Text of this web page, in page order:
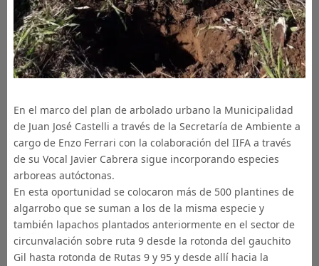
En el marco del plan de arbolado urbano la Municipalidad
de Juan José Castelli a través de la Secretaría de Ambiente a
cargo de Enzo Ferrari con la colaboración del IIFA a través
de su Vocal Javier Cabrera sigue incorporando especies
arboreas autóctonas.
En esta oportunidad se colocaron más de 500 plantines de
algarrobo que se suman a los de la misma especie y
también lapachos plantados anteriormente en el sector de
circunvalación sobre ruta 9 desde la rotonda del gauchito
Gil hasta rotonda de Rutas 9 y 95 y desde allí hacia la